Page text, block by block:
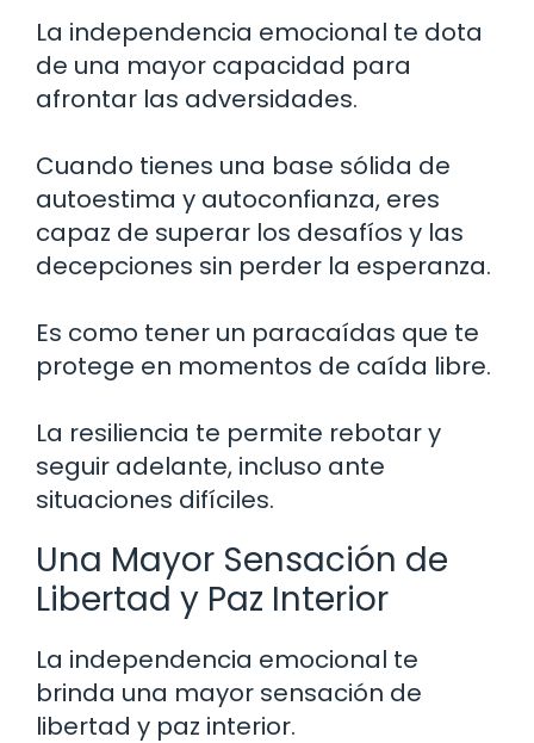
La independencia emocional te dota
de una mayor capacidad para
afrontar las adversidades.
Cuando tienes una base sólida de
autoestima y autoconfianza, eres
capaz de superar los desafíos y las
decepciones sin perder la esperanza.
Es como tener un paracaídas que te
protege en momentos de caída libre.
La resiliencia te permite rebotar y
seguir adelante, incluso ante
situaciones difíciles.
Una Mayor Sensación de
Libertad y Paz Interior
La independencia emocional te
brinda una mayor sensación de
libertad y paz interior.